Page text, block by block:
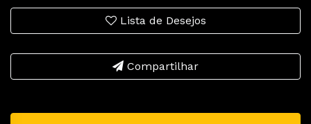
Lista de Desejos
Compartilhar